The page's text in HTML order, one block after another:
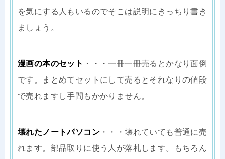
を気にする人もいるのでそこは説明にきっちり書き
ましょう。
漫画の本のセット ・・・一冊一冊売るとかなり面倒
です。まとめてセットにして売るとそれなりの値段
で売れますし手間もかかりません。
壊れたノートパソコン ・・・壊れていても普通に売
れます。部品取りに使う人が落札します。もちろん